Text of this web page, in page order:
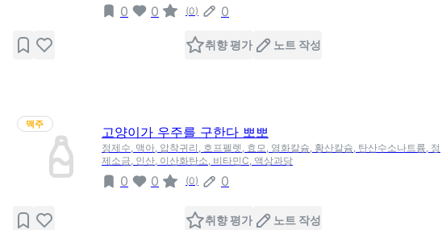
0 0 (0) 0
취향 평가 노트 작성
맥주
고양이가 우주를 구한다 뽀뽀
정제수, 맥아, 압착귀리, 호프펠렛, 효모, 염화칼슘, 황산칼슘, 탄산수소나트륨, 정
제소금, 인산, 이산화탄소, 비타민C, 액상과당
0 0 (0) 0
취향 평가 노트 작성